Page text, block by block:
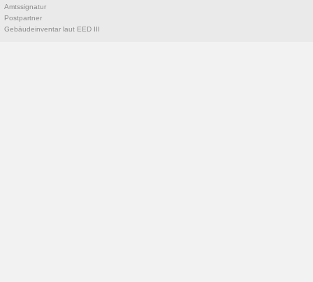
Amtssignatur
Postpartner
Gebäudeinventar laut EED III